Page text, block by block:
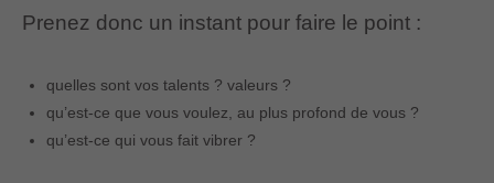
Prenez donc un instant pour faire le point :
quelles sont vos talents ? valeurs ?
qu’est-ce que vous voulez, au plus profond de vous ?
qu’est-ce qui vous fait vibrer ?